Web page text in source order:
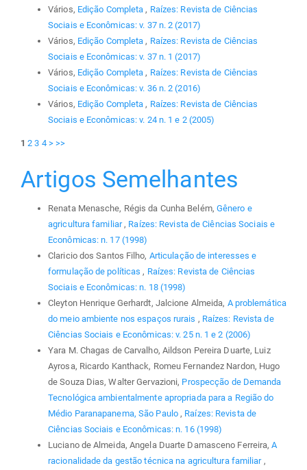
Vários, Edição Completa , Raízes: Revista de Ciências
Sociais e Econômicas: v. 37 n. 2 (2017)
Vários, Edição Completa , Raízes: Revista de Ciências
Sociais e Econômicas: v. 37 n. 1 (2017)
Vários, Edição Completa , Raízes: Revista de Ciências
Sociais e Econômicas: v. 36 n. 2 (2016)
Vários, Edição Completa , Raízes: Revista de Ciências
Sociais e Econômicas: v. 24 n. 1 e 2 (2005)
1 2 3 4 > >>
Artigos Semelhantes
Renata Menasche, Régis da Cunha Belém, Gênero e
agricultura familiar , Raízes: Revista de Ciências Sociais e
Econômicas: n. 17 (1998)
Claricio dos Santos Filho, Articulação de interesses e
formulação de políticas , Raízes: Revista de Ciências
Sociais e Econômicas: n. 18 (1998)
Cleyton Henrique Gerhardt, Jalcione Almeida, A problemática
do meio ambiente nos espaços rurais , Raízes: Revista de
Ciências Sociais e Econômicas: v. 25 n. 1 e 2 (2006)
Yara M. Chagas de Carvalho, Aildson Pereira Duarte, Luiz
Ayrosa, Ricardo Kanthack, Romeu Fernandez Nardon, Hugo
de Souza Dias, Walter Gervazioni, Prospecção de Demanda
Tecnológica ambientalmente apropriada para a Região do
Médio Paranapanema, São Paulo , Raízes: Revista de
Ciências Sociais e Econômicas: n. 16 (1998)
Luciano de Almeida, Angela Duarte Damasceno Ferreira,A
racionalidade da gestão técnica na agricultura familiar ,